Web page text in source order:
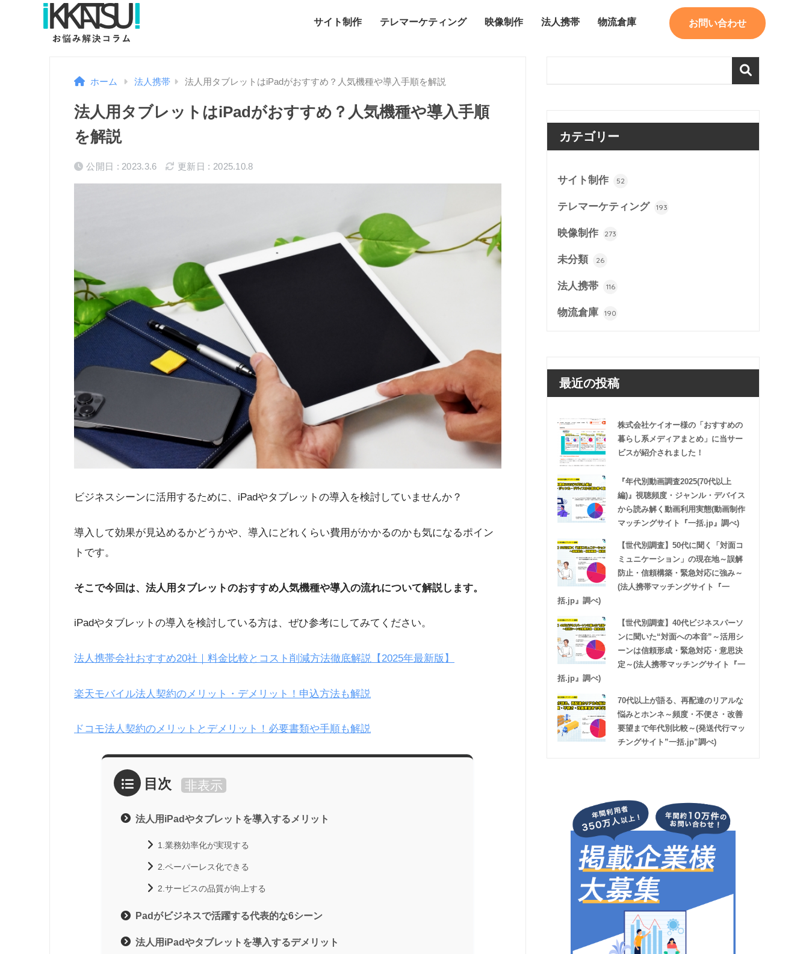
サイト制作 テレマーケティング 映像制作 法人携帯 物流倉庫 お問い合わせ
ホーム 法人携帯 法人用タブレットはiPadがおすすめ？人気機種や導入手順を解説
法人用タブレットはiPadがおすすめ？人気機種や導入手順
を解説
公開日 : 2023.3.6 更新日 : 2025.10.8
ビジネスシーンに活用するために、iPadやタブレットの導入を検討していませんか？
導入して効果が見込めるかどうかや、導入にどれくらい費用がかかるのかも気になるポイン
トです。
そこで今回は、法人用タブレットのおすすめ人気機種や導入の流れについて解説します。
iPadやタブレットの導入を検討している方は、ぜひ参考にしてみてください。
法人携帯会社おすすめ20社｜料金比較とコスト削減方法徹底解説【2025年最新版】
楽天モバイル法人契約のメリット・デメリット！申込方法も解説
ドコモ法人契約のメリットとデメリット！必要書類や手順も解説
目次 非表示
法人用iPadやタブレットを導入するメリット
1.業務効率化が実現する
2.ペーパーレス化できる
2.サービスの品質が向上する
Padがビジネスで活躍する代表的な6シーン
法人用iPadやタブレットを導入するデメリット
カテゴリー
サイト制作 52
テレマーケティング 193
映像制作 273
未分類 26
法人携帯 116
物流倉庫 190
最近の投稿
株式会社ケイオー様の「おすすめの
暮らし系メディアまとめ」に当サー
ビスが紹介されました！
『年代別動画調査2025(70代以上
編)』視聴頻度・ジャンル・デバイス
から読み解く動画利用実態(動画制作
マッチングサイト『一括.jp』調べ)
【世代別調査】50代に聞く「対面コ
ミュニケーション」の現在地～誤解
防止・信頼構築・緊急対応に強み～
(法人携帯マッチングサイト『一
括.jp』調べ)
【世代別調査】40代ビジネスパーソ
ンに聞いた“対面への本音”～活用シ
ーンは信頼形成・緊急対応・意思決
定～(法人携帯マッチングサイト『一
括.jp』調べ)
70代以上が語る、再配達のリアルな
悩みとホンネ～頻度・不便さ・改善
要望まで年代別比較～(発送代行マッ
チングサイト”一括.jp”調べ)